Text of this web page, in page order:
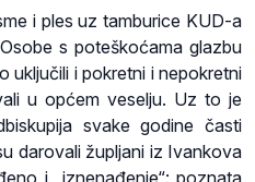
i ples uz tamburice KUD-a
s poteškoćama glazbu
uključili i pokretni i nepokretni
u općem veselju. Uz to je
svake godine časti
darovali župljani iz Ivankova
i „iznenađenje“: poznata